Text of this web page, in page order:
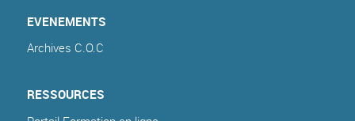
EVENEMENTS
Archives C.O.C
RESSOURCES